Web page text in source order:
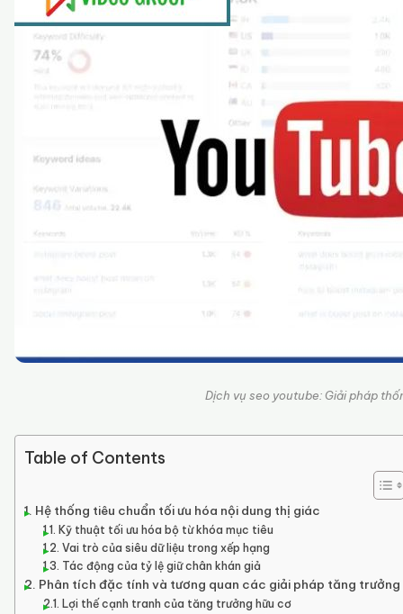
Dịch vụ seo youtube: Giải pháp
Table of Contents
Hệ thống tiêu chuẩn tối ưu hóa nội dung thị giác
Kỹ thuật tối ưu hóa bộ từ khóa mục tiêu
Vai trò của siêu dữ liệu trong xếp hạng
Tác động của tỷ lệ giữ chân khán giả
Phân tích đặc tính và tương quan các giải pháp tăng trưởng
Lợi thế cạnh tranh của tăng trưởng hữu cơ